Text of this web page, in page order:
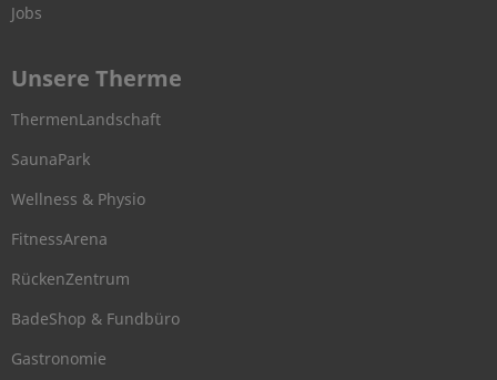
Jobs
Unsere Therme
ThermenLandschaft
SaunaPark
Wellness & Physio
FitnessArena
RückenZentrum
BadeShop & Fundbüro
Gastronomie